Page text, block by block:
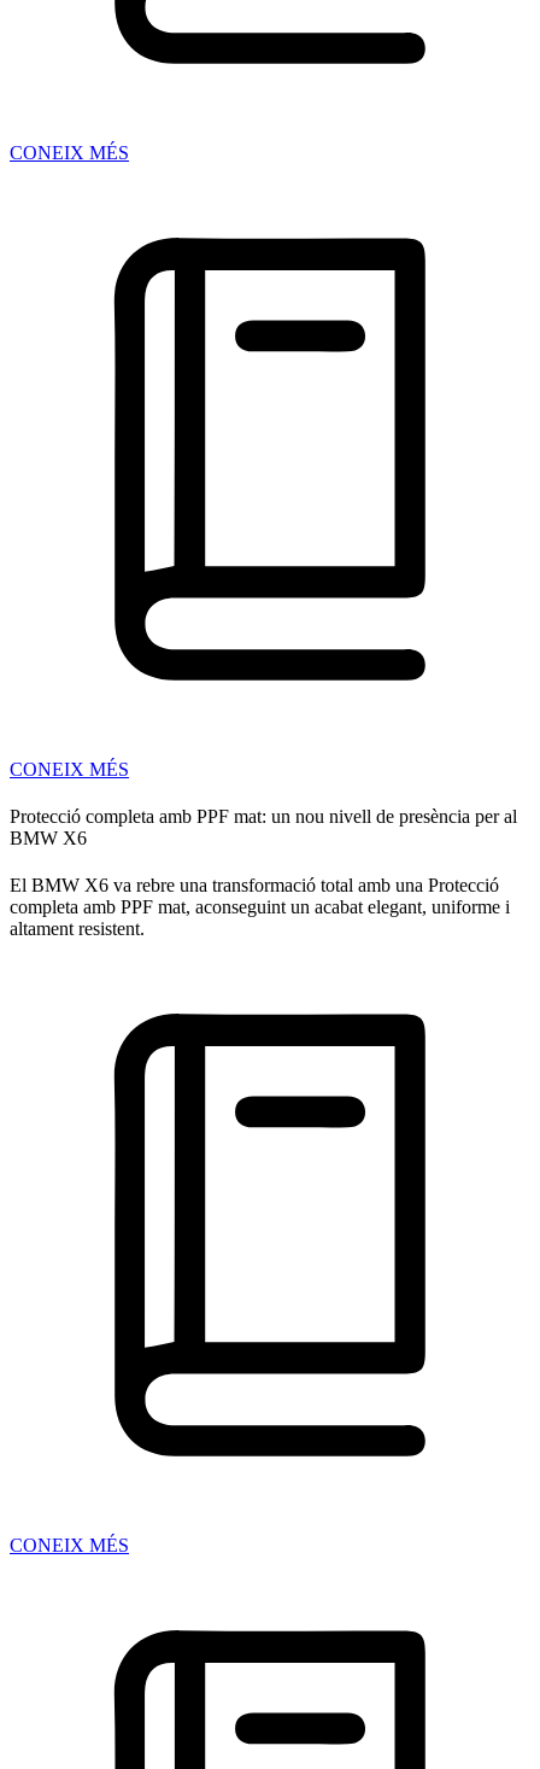
CONEIX MÉS
CONEIX MÉS
Protecció completa amb PPF mat: un nou nivell de presència per al
BMW X6
El BMW X6 va rebre una transformació total amb una Protecció
completa amb PPF mat, aconseguint un acabat elegant, uniforme i
altament resistent.
CONEIX MÉS